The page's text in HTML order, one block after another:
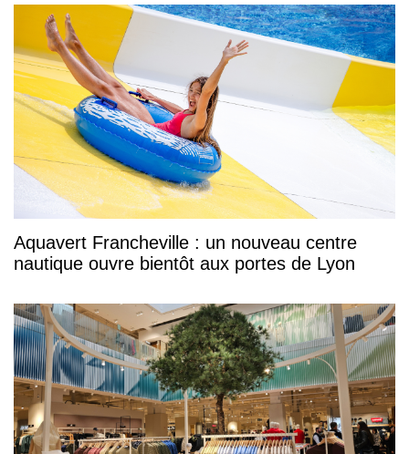
Aquavert Francheville : un nouveau centre
nautique ouvre bientôt aux portes de Lyon